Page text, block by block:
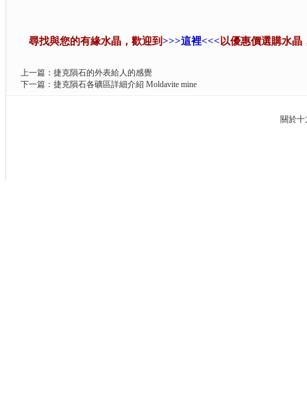
尋找與您的有緣水晶，歡迎到>>>這裡<<< 以優惠價選購水
上一篇： 捷克隕石的外表給人的感覺
下一篇： 捷克隕石各礦區詳細介紹 Moldavite mine
關於